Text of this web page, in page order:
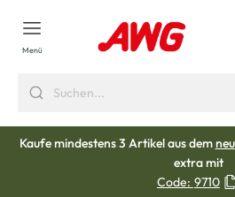
springen
Menü
Kaufe mindestens 3 Artikel aus dem
extra mit
Code: 9710